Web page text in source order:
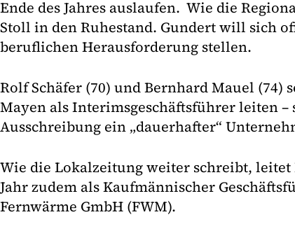
Ende des Jahres auslaufen. Wie die
Stoll in den Ruhestand. Gundert will sich
beruflichen Herausforderung stellen.
Rolf Schäfer (70) und Bernhard Mauel (74)
Mayen als Interimsgeschäftsführer leiten
Ausschreibung ein „dauerhafter“
Wie die Lokalzeitung weiter schreibt, leitet
Jahr zudem als Kaufmännischer
Fernwärme GmbH (FWM).